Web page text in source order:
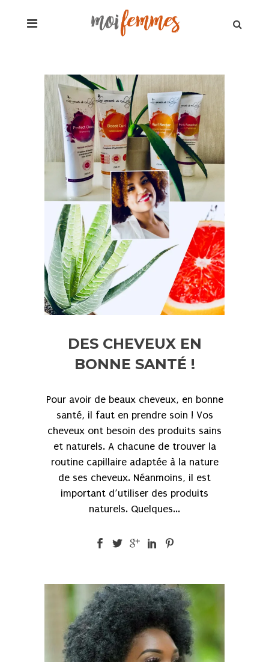
DES CHEVEUX EN
BONNE SANTÉ !
Pour avoir de beaux cheveux, en bonne
santé, il faut en prendre soin ! Vos
cheveux ont besoin des produits sains
et naturels. A chacune de trouver la
routine capillaire adaptée à la nature
de ses cheveux. Néanmoins, il est
important d’utiliser des produits
naturels. Quelques...